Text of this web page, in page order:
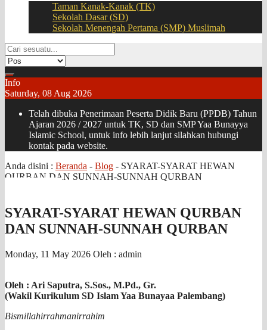
Taman Kanak-Kanak (TK)
Sekolah Dasar (SD)
Sekolah Menengah Pertama (SMP) Muslimah
Info
Saturday, 08 Aug 2026
Telah dibuka Penerimaan Peserta Didik Baru (PPDB) Tahun
Ajaran 2026 / 2027 untuk TK, SD dan SMP Yaa Bunayya
Islamic School, untuk info lebih lanjut silahkan hubungi
kontak pada website.
Anda disini : Beranda - Blog - SYARAT-SYARAT HEWAN
QURBAN DAN SUNNAH-SUNNAH QURBAN
SYARAT-SYARAT HEWAN QURBAN
DAN SUNNAH-SUNNAH QURBAN
Monday, 11 May 2026 Oleh : admin
Oleh : Ari Saputra, S.Sos., M.Pd., Gr.
(Wakil Kurikulum SD Islam Yaa Bunayaa Palembang)
Bismillahirrahmanirrahim